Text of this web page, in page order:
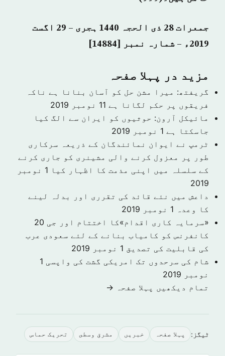
جمعرات 28 ذی الحجہ 1440 ہجری – 29 اگست
2019ء – شمارہ نمبر [14884]
مزید در پہلا صفحہ
گریفتھ: میرا مشن حل کو آسان بنانا ہے ناکہ
فریقوں پر حکم لگانا ہے 11 نومبر 2019
مائیکل آرون: حوثیوں کو ایران سے الگ کیا
جاسکتا ہے 1 نومبر 2019
ٹرمپ نے ایوان نمائندگان کے ذریعہ سرکاری
طور پر معزول کرنے والی مشینری کو جاری کرنے
کے سلسلہ میں اپنی مذمت کا اظہار کیا
1 نومبر
2019
داعش میں نئے قائد کی تقرری اور بدلہ لینے
کا وعدہ 1 نومبر 2019
«سرمایہ کاری اقدام»کا اختتام اور جی 20
کانفرنس کو کامیاب بنانے کے لئے سعودی عرب
کی قابلیت کی تصدیق 1 نومبر 2019
شام کی سرحدوں تک امریکی گشت کی واپسی 1
نومبر 2019
تمام دیکھیں پہلا صفحہ →
ٹیگز: پہلا صفحہ خبريں مشرق وسطى تحریک حماس